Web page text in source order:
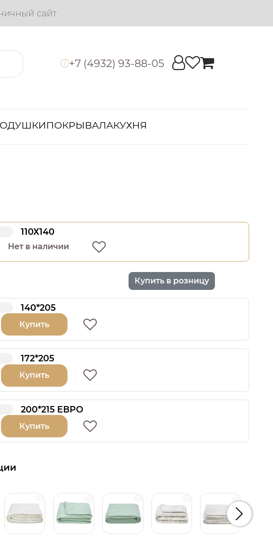
сайт
i +7 (4932) 93-88-05
ПОКРЫВАЛАКУХНЯ
110Х140
Нет в наличии
Купить в розницу
140*205
Купить
172*205
Купить
200*215 ЕВРО
Купить